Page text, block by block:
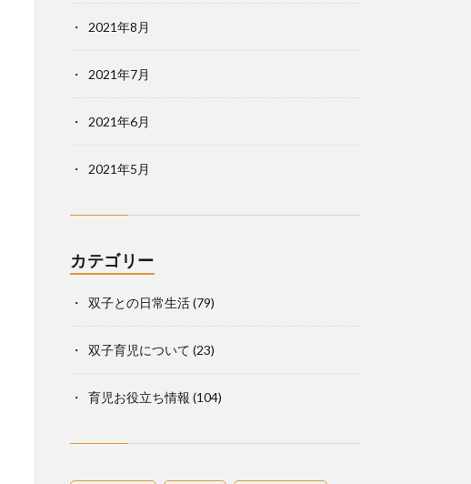
2021年8月
2021年7月
2021年6月
2021年5月
カテゴリー
双子との日常生活(79)
双子育児について (23)
育児お役立ち情報 (104)